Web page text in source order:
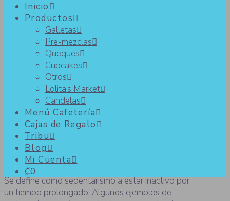
Inicio
Productos
Galletas
Pre-mezclas
Queques
Cupcakes
Otros
Lolita’s Market
Candelas
Menú Cafetería
Cajas de Regalo
Tribu
Blog
Mi Cuenta
₡0
¿Cómo combatir el
sedentarismo?
Se define como sedentarismo a estar inactivo por
un tiempo prolongado. Algunos ejemplos de